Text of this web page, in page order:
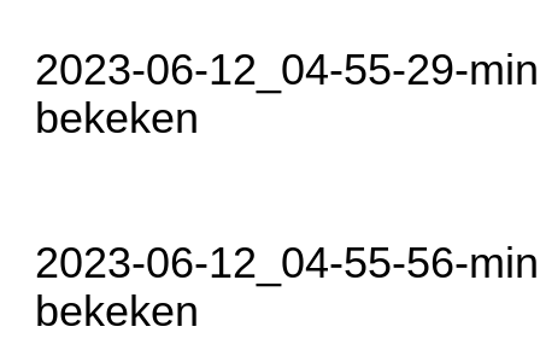
2023-06-12_04-55-29-
bekeken
2023-06-12_04-55-56-
bekeken